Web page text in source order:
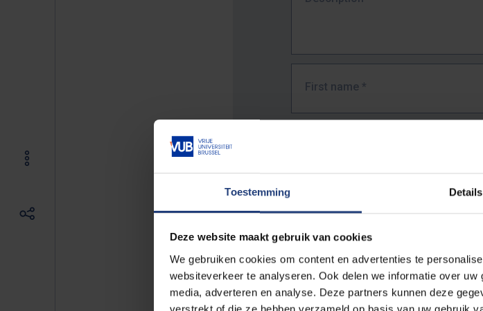
Toestemming Details
Deze website maakt gebruik van cookies
We gebruiken cookies om content en advertenties te
websiteverkeer te analyseren. Ook delen we informatie over
media, adverteren en analyse. Deze partners kunnen deze
First name *
The full URL of the page where you encountered the
E.g. https://www.vub.be/nl/studeren-aan-de-vub/